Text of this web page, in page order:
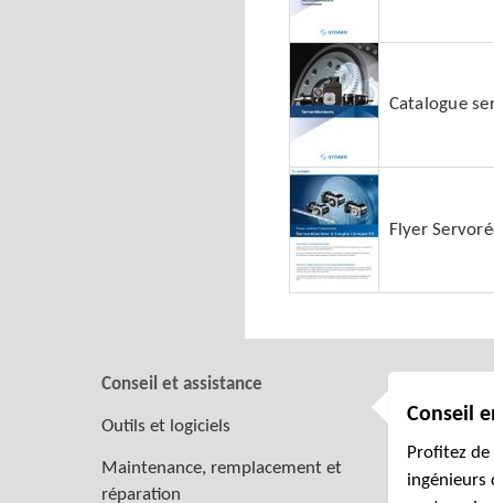
Catalogue
Flyer
Conseil et assistance
Outils et logiciels
Maintenance, remplacement et
réparation
Conseil
Profitez de
ingénieurs